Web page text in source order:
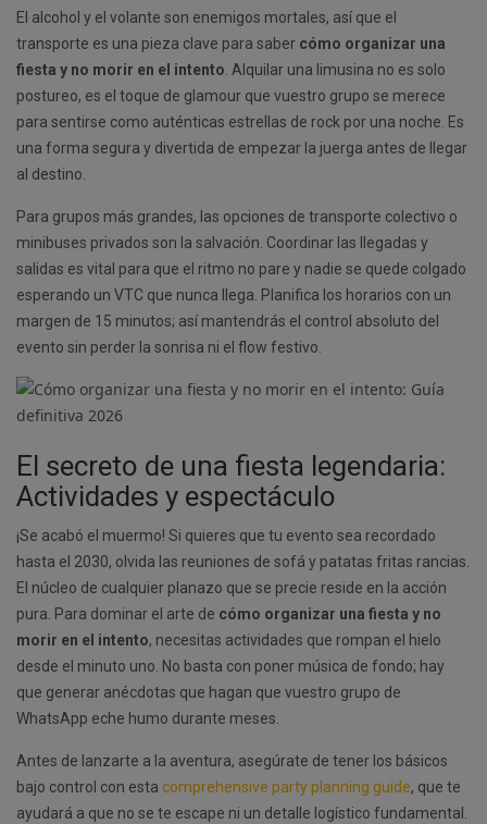
El alcohol y el volante son enemigos mortales, así que el
transporte es una pieza clave para saber cómo organizar una
fiesta y no morir en el intento . Alquilar una limusina no es solo
postureo, es el toque de glamour que vuestro grupo se merece
para sentirse como auténticas estrellas de rock por una noche. Es
una forma segura y divertida de empezar la juerga antes de llegar
al destino.
Para grupos más grandes, las opciones de transporte colectivo o
minibuses privados son la salvación. Coordinar las llegadas y
salidas es vital para que el ritmo no pare y nadie se quede colgado
esperando un VTC que nunca llega. Planifica los horarios con un
margen de 15 minutos; así mantendrás el control absoluto del
evento sin perder la sonrisa ni el flow festivo.
El secreto de una fiesta legendaria:
Actividades y espectáculo
¡Se acabó el muermo! Si quieres que tu evento sea recordado
hasta el 2030, olvida las reuniones de sofá y patatas fritas rancias.
El núcleo de cualquier planazo que se precie reside en la acción
pura. Para dominar el arte de cómo organizar una fiesta y no
morir en el intento, necesitas actividades que rompan el hielo
desde el minuto uno. No basta con poner música de fondo; hay
que generar anécdotas que hagan que vuestro grupo de
WhatsApp eche humo durante meses.
Antes de lanzarte a la aventura, asegúrate de tener los básicos
bajo control con esta comprehensive party planning guide, que te
ayudará a que no se te escape ni un detalle logístico fundamental.